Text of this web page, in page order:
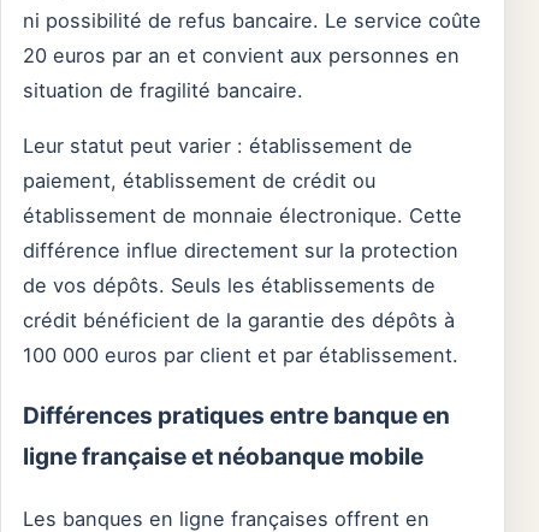
ni possibilité de refus bancaire. Le service coûte
20 euros par an et convient aux personnes en
situation de fragilité bancaire.
Leur statut peut varier : établissement de
paiement, établissement de crédit ou
établissement de monnaie électronique. Cette
différence influe directement sur la protection
de vos dépôts. Seuls les établissements de
crédit bénéficient de la garantie des dépôts à
100 000 euros par client et par établissement.
Différences pratiques entre banque en
ligne française et néobanque mobile
Les banques en ligne françaises offrent en